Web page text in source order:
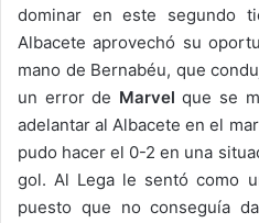
dominar en este segundo
Albacete aprovechó su
mano de Bernabéu, que
un error de Marvel que se
adelantar al Albacete en el
pudo hacer el 0-2 en una
gol. Al Lega le sentó como
puesto que no conseguía